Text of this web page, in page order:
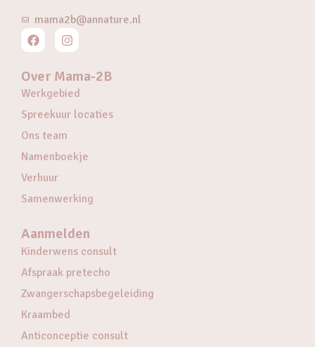
mama2b@annature.nl
Over Mama-2B
Werkgebied
Spreekuur locaties
Ons team
Namenboekje
Verhuur
Samenwerking
Aanmelden
Kinderwens consult
Afspraak pretecho
Zwangerschapsbegeleiding
Kraambed
Anticonceptie consult